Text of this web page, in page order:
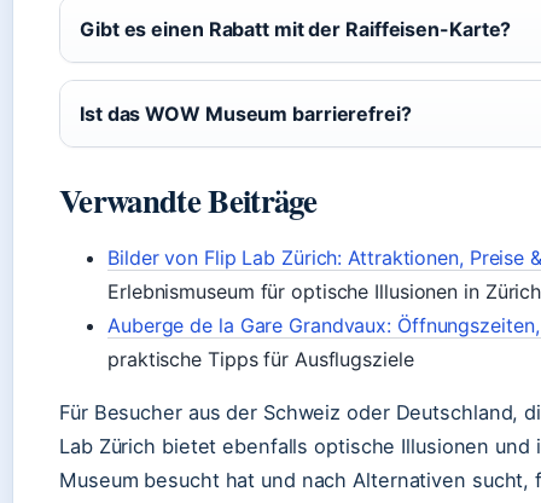
Gibt es einen Rabatt mit der Raiffeisen-Karte?
Ist das WOW Museum barrierefrei?
Verwandte Beiträge
Bilder von Flip Lab Zürich: Attraktionen, Preise
Erlebnismuseum für optische Illusionen in Zürich
Auberge de la Gare Grandvaux:
praktische Tipps für Ausflugsziele
Für Besucher aus der Schweiz oder Deutschland,
Lab Zürich bietet ebenfalls optische Illusionen und
Museum besucht hat und nach Alternativen